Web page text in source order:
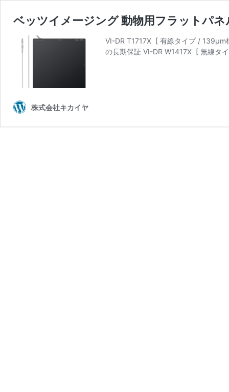
ベッツイメージング 動物用フラットパ
VI-DR T1717X [ 有線タイプ / 139μm
の長期保証 VI-DR W1417X [ 無線タ
株式会社キカイヤ